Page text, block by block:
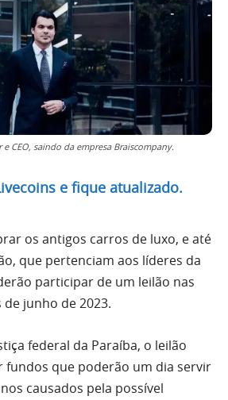
CEO, saindo da empresa Braiscompany.
e fique atualizado.
os antigos carros de luxo, e até
que pertenciam aos líderes da
participar de um leilão nas
junho de 2023.
federal da Paraíba, o leilão
fundos que poderão um dia servir
causados pela possível